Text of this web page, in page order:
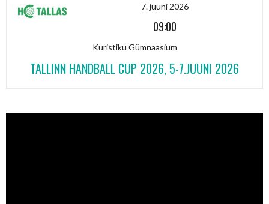
7. juuni 2026
09:00
Kuristiku Gümnaasium
TALLINN HANDBALL CUP 2026, 5-7.JUUNI 2026